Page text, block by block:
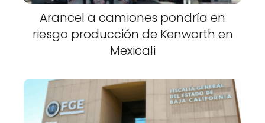
Arancel a camiones pondría en
riesgo producción de Kenworth en
Mexicali